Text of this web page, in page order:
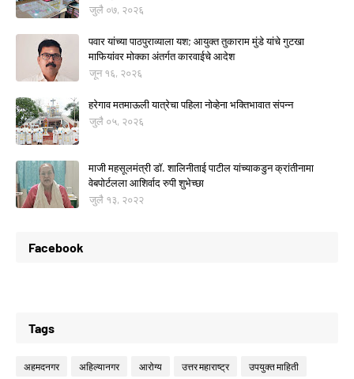
जुलै ०७, २०२६
पवार यांच्या पाठपुराव्याला यश; आयुक्त तुकाराम मुंडे यांचे गुटखा
माफियांवर मोक्का अंतर्गत कारवाईचे आदेश
जून १६, २०२६
हरेगाव मतमाऊली यात्रेचा पहिला नोव्हेना भक्तिभावात संपन्न
जुलै ०५, २०२६
माजी महसूलमंत्री डॉ. शालिनीताई पाटील यांच्याकडुन क्रांतीनामा
वेबपोर्टलला आशिर्वाद रुपी शुभेच्छा
जुलै १३, २०२२
Facebook
Tags
अहमदनगर अहिल्यानगर आरोग्य उत्तर महाराष्ट्र उपयुक्त माहिती